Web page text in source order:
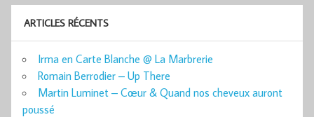
ARTICLES RÉCENTS
Irma en Carte Blanche @ La Marbrerie
Romain Berrodier – Up There
Martin Luminet – Cœur & Quand nos cheveux auront
poussé